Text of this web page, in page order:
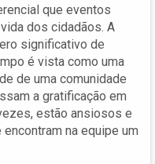
que eventos
dos cidadãos. A
significativo de
é vista como uma
de uma comunidade
a gratificação em
estão ansiosos e
na equipe um